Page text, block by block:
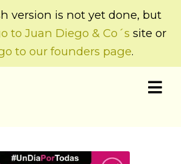
version is not yet done, but
to Juan Diego & Co´s site or
to our founders page.